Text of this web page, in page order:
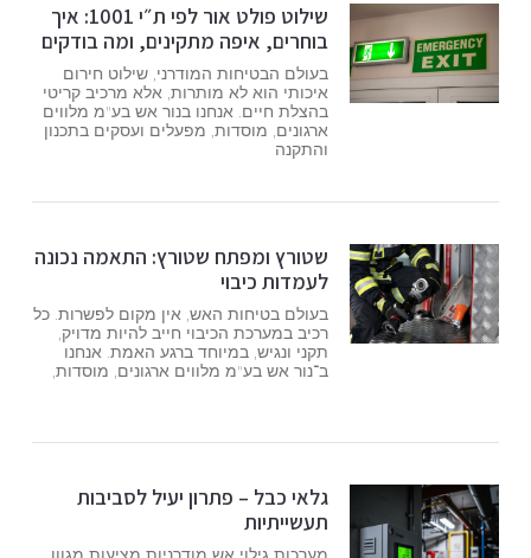
שילוט פולט אור לפי ת״י 1001: איך
בוחרים, איפה מתקינים, ומה בודקים
בעולם הבטיחות המודרני, שילוט חירום
איכותי הוא לא מותרות, אלא מרכיב קריטי
בהצלת חיים. אנחנו בנור אש בע"מ מלווים
ארגונים, מוסדות, מפעלים ועסקים בתכנון
והתקנה
שטורץ ומפתח שטורץ: התאמה נכונה
לעמדות כיבוי
בעולם בטיחות האש, אין מקום לפשרות. כל
רכיב במערכת הכיבוי חייב להיות מדויק,
תקני ונגיש, במיוחד ברגע האמת. אנחנו
ב־נור אש בע"מ מלווים ארגונים, מוסדות,
גלאי כבל – פתרון יעיל לסביבות
תעשייתיות